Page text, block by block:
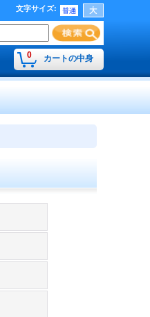
文字サイズ:
0 カートの中身